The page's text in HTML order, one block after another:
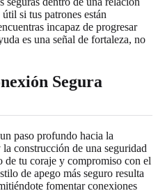
si tus patrones están
incapaz de progresar
es una señal de fortaleza, no
Segura
paso profundo hacia la
construcción de una seguridad
de tu coraje y compromiso con el
de apego más seguro resulta
fomentar conexiones